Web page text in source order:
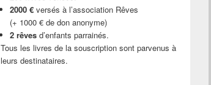
2000 € versés à l’association Rêves
(+ 1000 € de don anonyme)
2 rêves d’enfants parrainés.
Tous les livres de la souscription sont parvenus à
leurs destinataires.